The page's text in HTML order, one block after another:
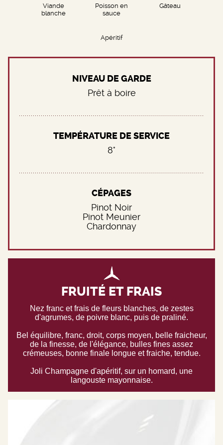
Viande
blanche
Poisson en
sauce
Gâteau
Apéritif
FRUITÉ ET FRAIS
Nez franc et frais de fleurs blanches, de zestes
d'agrumes, de poivre blanc, puis de praliné.
Bel équilibre, franc, droit, corps moyen, belle fraicheur,
de la finesse, de l'élégance, bulles fines assez
crémeuses, bonne finale longue et fraiche, tendue.
Joli Champagne d'apéritif, sur un homard, une
langouste mayonnaise.
NIVEAU DE GARDE
Prêt à boire
TEMPÉRATURE DE SERVICE
8°
CÉPAGES
Pinot Noir
Pinot Meunier
Chardonnay